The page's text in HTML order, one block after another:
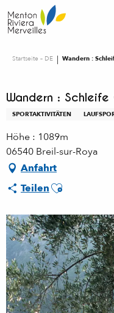
au
contenu
Startseite – DE Wandern :
Wandern : Schleife
SPORTAKTIVITÄTEN
Höhe : 1089m
06540 Breil-sur-Roya
Anfahrt
TeilenAjouter aux